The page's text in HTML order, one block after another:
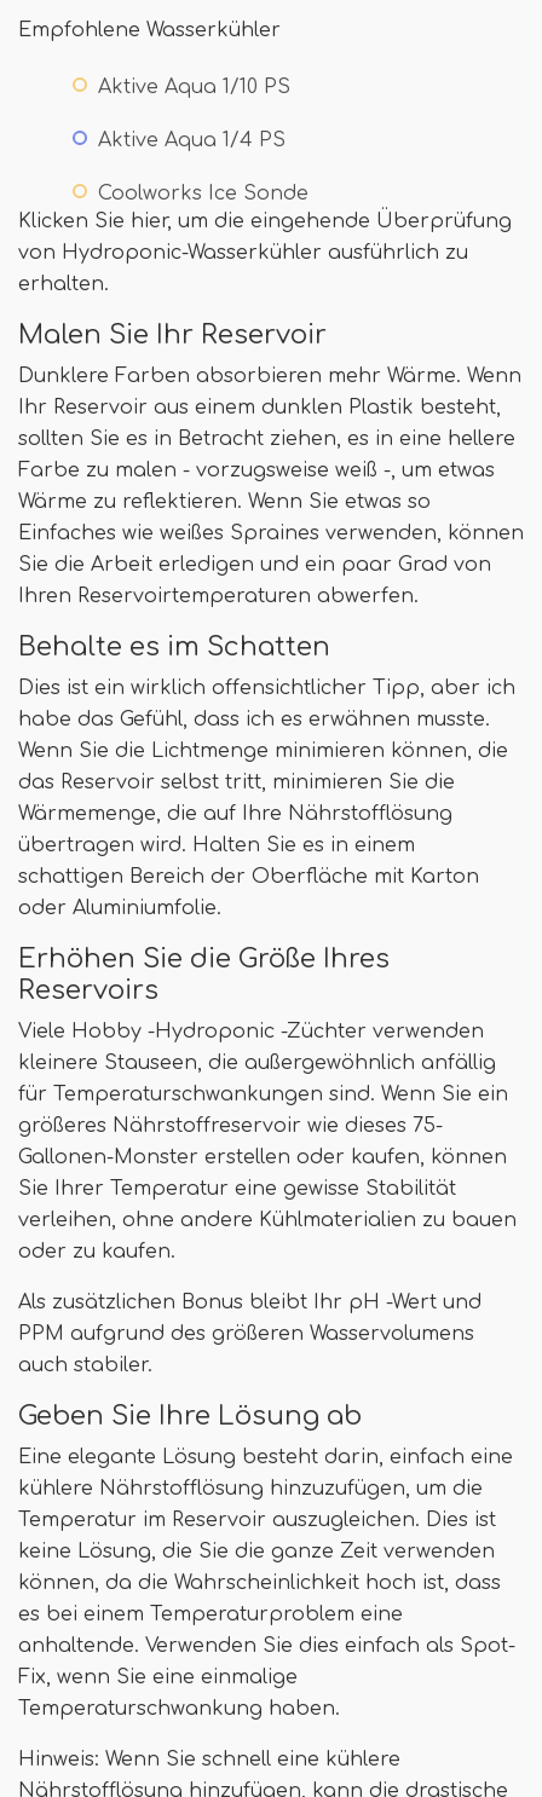
Empfohlene Wasserkühler
Aktive Aqua 1/10 PS
Aktive Aqua 1/4 PS
Coolworks Ice Sonde
Klicken Sie hier, um die eingehende Überprüfung
von Hydroponic-Wasserkühler ausführlich zu
erhalten.
Malen Sie Ihr Reservoir
Dunklere Farben absorbieren mehr Wärme. Wenn
Ihr Reservoir aus einem dunklen Plastik besteht,
sollten Sie es in Betracht ziehen, es in eine hellere
Farbe zu malen - vorzugsweise weiß -, um etwas
Wärme zu reflektieren. Wenn Sie etwas so
Einfaches wie weißes Spraines verwenden, können
Sie die Arbeit erledigen und ein paar Grad von
Ihren Reservoirtemperaturen abwerfen.
Behalte es im Schatten
Dies ist ein wirklich offensichtlicher Tipp, aber ich
habe das Gefühl, dass ich es erwähnen musste.
Wenn Sie die Lichtmenge minimieren können, die
das Reservoir selbst tritt, minimieren Sie die
Wärmemenge, die auf Ihre Nährstofflösung
übertragen wird. Halten Sie es in einem
schattigen Bereich der Oberfläche mit Karton
oder Aluminiumfolie.
Erhöhen Sie die Größe Ihres
Reservoirs
Viele Hobby -Hydroponic -Züchter verwenden
kleinere Stauseen, die außergewöhnlich anfällig
für Temperaturschwankungen sind. Wenn Sie ein
größeres Nährstoffreservoir wie dieses 75-
Gallonen-Monster erstellen oder kaufen, können
Sie Ihrer Temperatur eine gewisse Stabilität
verleihen, ohne andere Kühlmaterialien zu bauen
oder zu kaufen.
Als zusätzlichen Bonus bleibt Ihr pH -Wert und
PPM aufgrund des größeren Wasservolumens
auch stabiler.
Geben Sie Ihre Lösung ab
Eine elegante Lösung besteht darin, einfach eine
kühlere Nährstofflösung hinzuzufügen, um die
Temperatur im Reservoir auszugleichen. Dies ist
keine Lösung, die Sie die ganze Zeit verwenden
können, da die Wahrscheinlichkeit hoch ist, dass
es bei einem Temperaturproblem eine
anhaltende. Verwenden Sie dies einfach als Spot-
Fix, wenn Sie eine einmalige
Temperaturschwankung haben.
Hinweis: Wenn Sie schnell eine kühlere
Nährstofflösung hinzufügen, kann die drastische